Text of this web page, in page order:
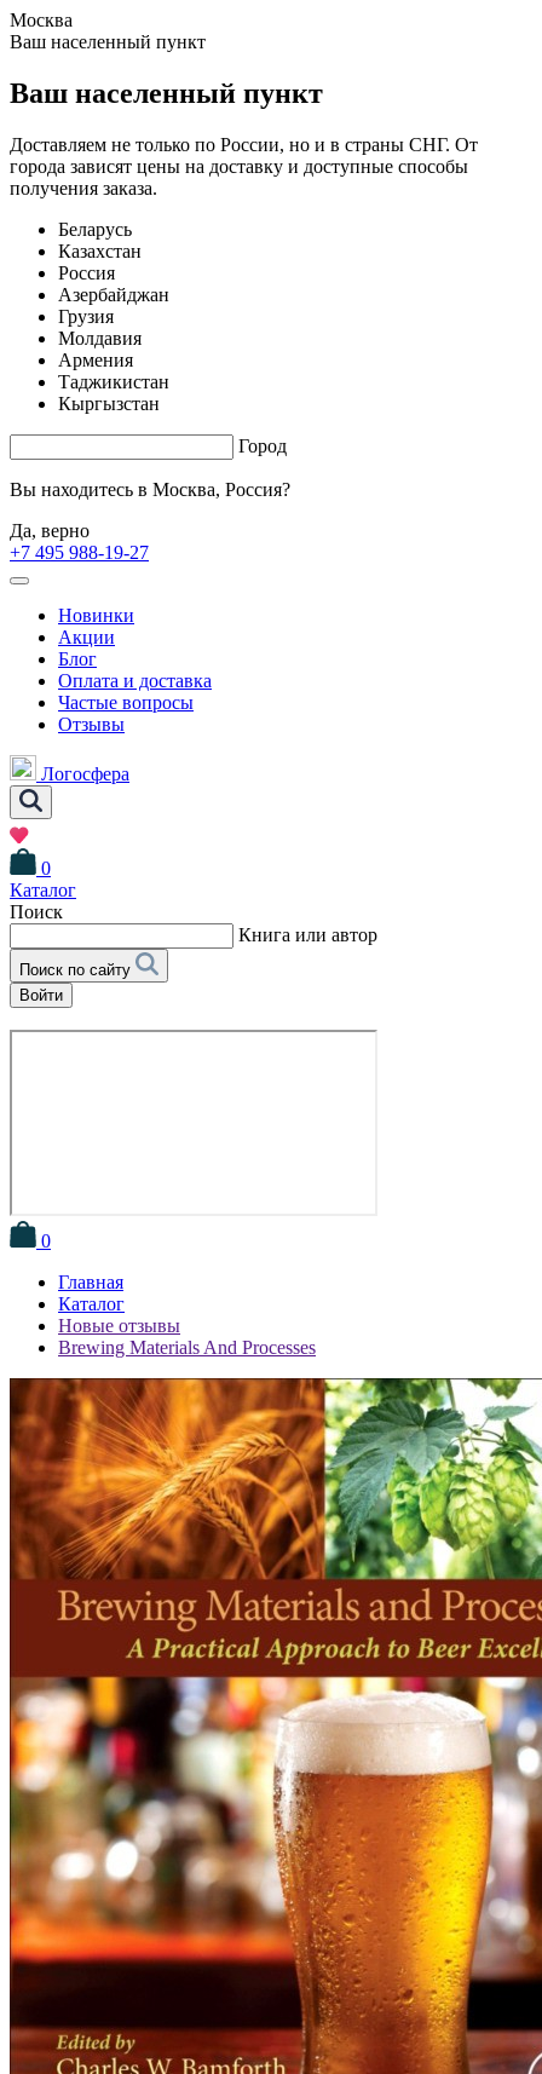
Москва
Ваш населенный пункт
Ваш населенный пункт
Доставляем не только по России, но и в страны СНГ. От
города зависят цены на доставку и доступные способы
получения заказа.
Беларусь
Казахстан
Россия
Азербайджан
Грузия
Молдавия
Армения
Таджикистан
Кыргызстан
Город
Вы находитесь в Москва, Россия?
Да, верно
+7 495 988-19-27
Новинки
Акции
Блог
Оплата и доставка
Частые вопросы
Отзывы
Логосфера
0
Каталог
Поиск
Книга или автор
Поиск по сайту
Войти
0
Главная
Каталог
Новые отзывы
Brewing Materials And Processes